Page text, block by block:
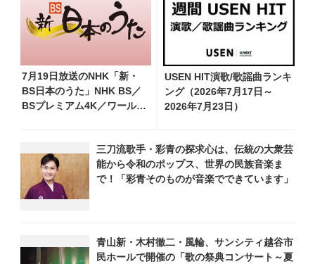
7月19日放送のNHK「新・
BS日本のうた」NHK BS／
BSプレミアム4K／ワール
ろし、福田こうへい 他登
場、曲目や見どころをお届
け
USEN HIT演歌/歌謡曲ランキ
ング（2026年7月17日～
2026年7月23日）
三刀流歌手・彩青の探求心は、伝統の大衆芸
能から令和のポップス、世界の民族音楽ま
で！「彩青そのものが音楽でできています」
青山新・木村徹二・風輪、サンシティ越谷市
民ホールで開催の「歌の祭典コンサート～夏